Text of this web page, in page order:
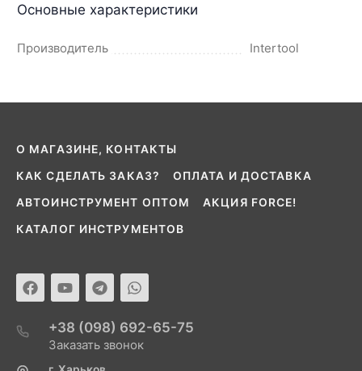
Основные характеристики
Производитель Intertool
О МАГАЗИНЕ, КОНТАКТЫ
КАК СДЕЛАТЬ ЗАКАЗ? ОПЛАТА И ДОСТАВКА
АВТОИНСТРУМЕНТ ОПТОМ АКЦИЯ FORCE!
КАТАЛОГ ИНСТРУМЕНТОВ
+38 (098) 692-65-75
Заказать звонок